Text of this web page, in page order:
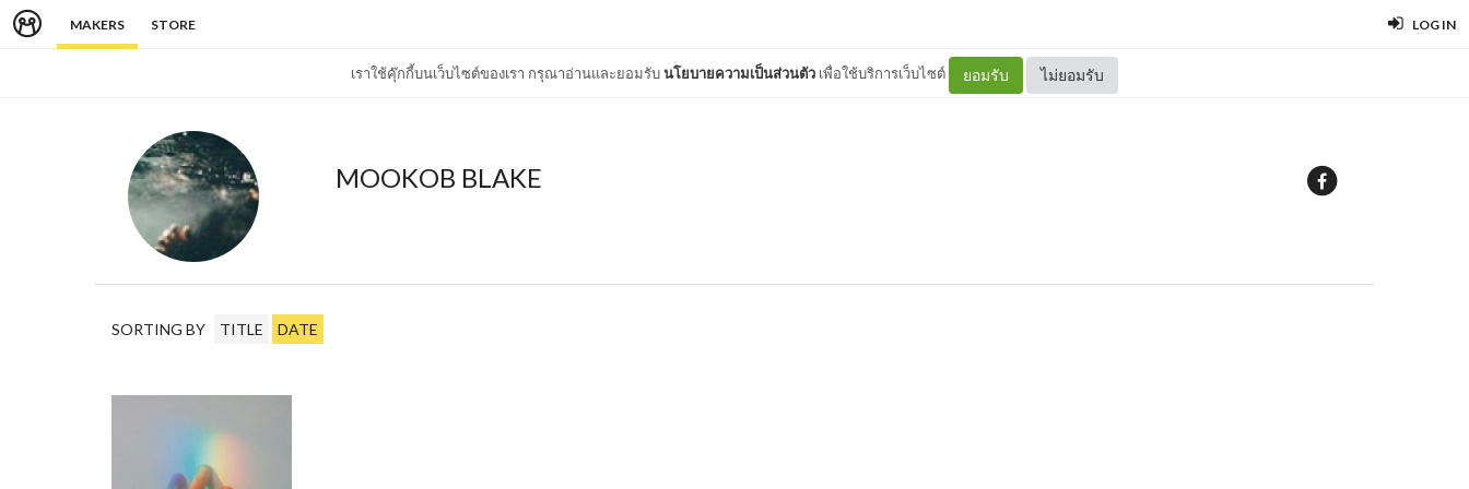
MAKERS STORE LOG IN
เราใช้คุ๊กกี้บนเว็บไซต์ของเรา กรุณาอ่านและยอมรับนโยบายความเป็นส่วนตัว เพื่อใช้บริการเว็บไซต์ ยอมรับ ไม่ยอมรับ
MOOKOB BLAKE
SORTING BY TITLE DATE